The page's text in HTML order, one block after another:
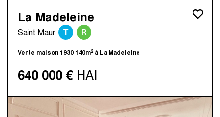
Le concept
Nos avis clients
Contactez-nous
Nos agences
Immotram La Madeleine
Immotram Marcq-en-Baroeul
Immotram Mouvaux
La Madeleine
Saint Maur T R
Vente maison 1930 140m2 à La Madeleine
640 000 € HAI